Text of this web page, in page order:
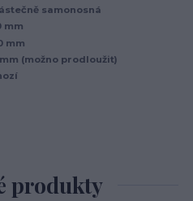
samonosná
mm
mm
(možno prodloužit)
produkty